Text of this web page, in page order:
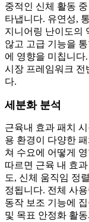
중적인 신체 활동
타냅니다. 유연성,
지니어링 난이도의
않고 고급 기능을
에 영향을 미칩니다
시장 프레임워크 전
다.
세분화 분석
근육내 효과 패치
용 환경이 다양한
쳐 수요에 어떻게
따르면 근육 내 효
도, 신체 움직임 정
정됩니다. 전체 사
동작 보조 기능에
및 목표 안정화 활